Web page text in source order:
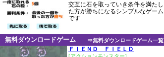
交互に石を取っていき条件を満たし
た方が勝ちになるシンプルなゲーム
です
⇒無料ダウンロードゲーム一覧
無料ダウンロードゲーム
ＦＩＥＮＤ ＦＩＥＬＤ